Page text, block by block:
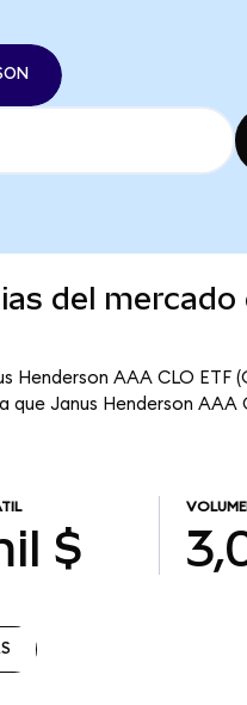
del mercado
Henderson AAA CLO
que Janus Henderson
$